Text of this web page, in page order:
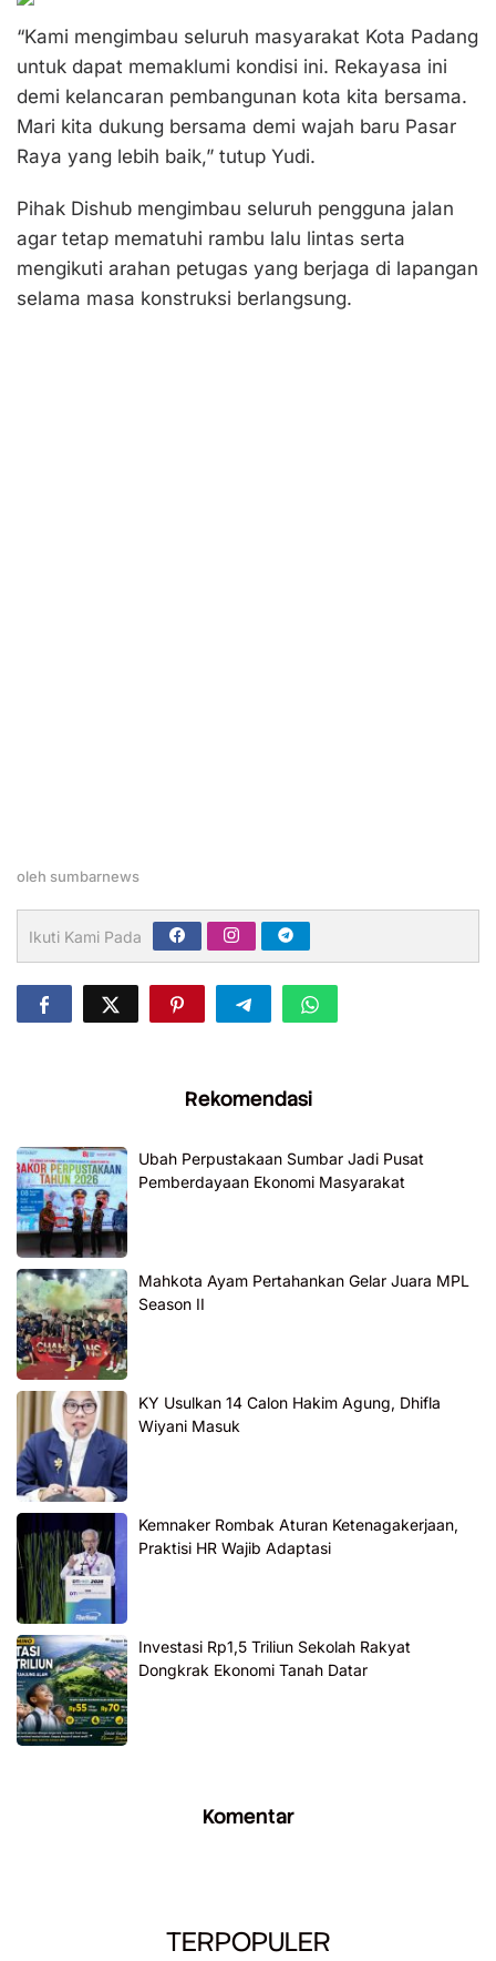
“Kami mengimbau seluruh masyarakat Kota Padang
untuk dapat memaklumi kondisi ini. Rekayasa ini
demi kelancaran pembangunan kota kita bersama.
Mari kita dukung bersama demi wajah baru Pasar
Raya yang lebih baik,” tutup Yudi.
Pihak Dishub mengimbau seluruh pengguna jalan
agar tetap mematuhi rambu lalu lintas serta
mengikuti arahan petugas yang berjaga di lapangan
selama masa konstruksi berlangsung.
oleh sumbarnews
Ikuti Kami Pada
Rekomendasi
Ubah Perpustakaan Sumbar Jadi Pusat
Pemberdayaan Ekonomi Masyarakat
Mahkota Ayam Pertahankan Gelar Juara MPL
Season II
KY Usulkan 14 Calon Hakim Agung, Dhifla
Wiyani Masuk
Kemnaker Rombak Aturan Ketenagakerjaan,
Praktisi HR Wajib Adaptasi
Investasi Rp1,5 Triliun Sekolah Rakyat
Dongkrak Ekonomi Tanah Datar
Komentar
TERPOPULER